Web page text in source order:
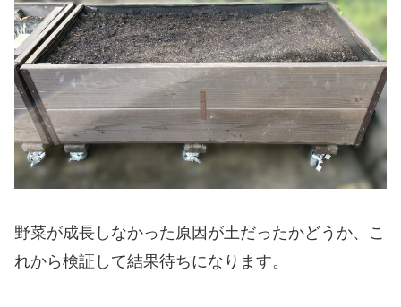
野菜が成長しなかった原因が土だったかどうか、こ
れから検証して結果待ちになります。